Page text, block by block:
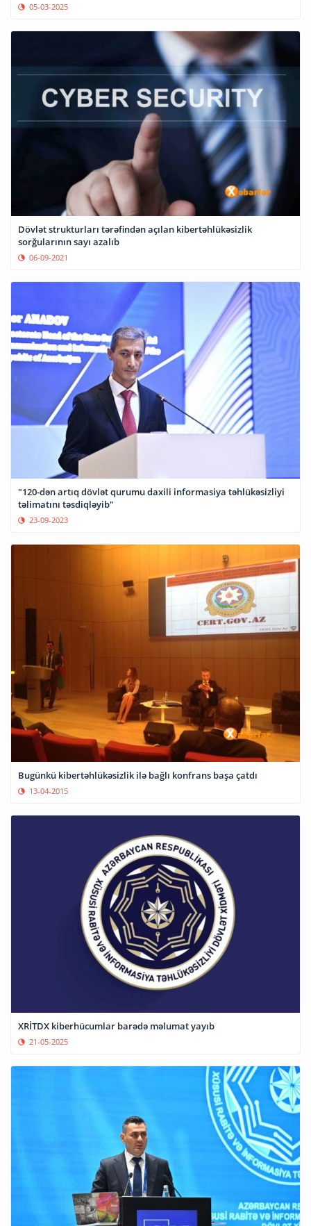
05-03-2025
Dövlət strukturları tərəfindən açılan kibertəhlükəsizlik
sorğularının sayı azalıb
06-09-2021
"120-dən artıq dövlət qurumu daxili informasiya təhlükəsizliyi
təlimatını təsdiqləyib"
23-09-2023
Bugünkü kibertəhlükəsizlik ilə bağlı konfrans başa çatdı
13-04-2015
XRİTDX kiberhücumlar barədə məlumat yayıb
21-05-2025